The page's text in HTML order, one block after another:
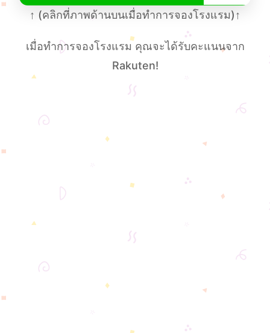
↑ (คลิกที่ภาพด้านบนเมื่อทําการจองโรงแรม)↑
เมื่อทําการจองโรงแรม คุณจะได้รับคะแนนจาก
Rakuten!